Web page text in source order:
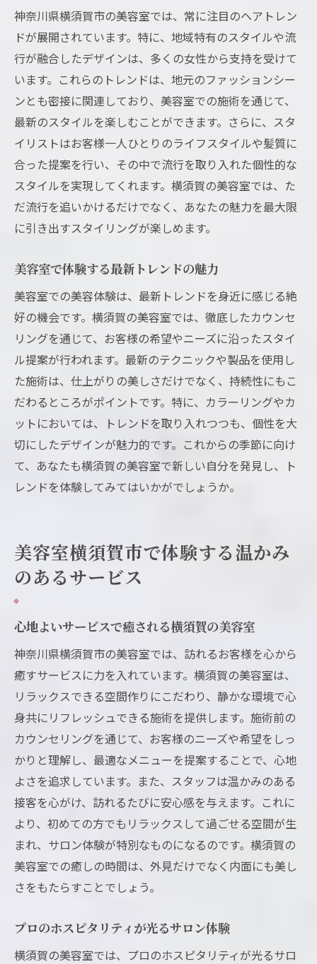
神奈川県横須賀市の美容室では、常に注目のヘアトレン
ドが展開されています。特に、地域特有のスタイルや流
行が融合したデザインは、多くの女性から支持を受けて
います。これらのトレンドは、地元のファッションシー
ンとも密接に関連しており、美容室での施術を通じて、
最新のスタイルを楽しむことができます。さらに、スタ
イリストはお客様一人ひとりのライフスタイルや髪質に
合った提案を行い、その中で流行を取り入れた個性的な
スタイルを実現してくれます。横須賀の美容室では、た
だ流行を追いかけるだけでなく、あなたの魅力を最大限
に引き出すスタイリングが楽しめます。
美容室で体験する最新トレンドの魅力
美容室での美容体験は、最新トレンドを身近に感じる絶
好の機会です。横須賀の美容室では、徹底したカウンセ
リングを通じて、お客様の希望やニーズに沿ったスタイ
ル提案が行われます。最新のテクニックや製品を使用し
た施術は、仕上がりの美しさだけでなく、持続性にもこ
だわるところがポイントです。特に、カラーリングやカ
ットにおいては、トレンドを取り入れつつも、個性を大
切にしたデザインが魅力的です。これからの季節に向け
て、あなたも横須賀の美容室で新しい自分を発見し、ト
レンドを体験してみてはいかがでしょうか。
美容室横須賀市で体験する温かみ
のあるサービス
心地よいサービスで癒される横須賀の美容室
神奈川県横須賀市の美容室では、訪れるお客様を心から
癒すサービスに力を入れています。横須賀の美容室は、
リラックスできる空間作りにこだわり、静かな環境で心
身共にリフレッシュできる施術を提供します。施術前の
カウンセリングを通じて、お客様のニーズや希望をしっ
かりと理解し、最適なメニューを提案することで、心地
よさを追求しています。また、スタッフは温かみのある
接客を心がけ、訪れるたびに安心感を与えます。これに
より、初めての方でもリラックスして過ごせる空間が生
まれ、サロン体験が特別なものになるのです。横須賀の
美容室での癒しの時間は、外見だけでなく内面にも美し
さをもたらすことでしょう。
プロのホスピタリティが光るサロン体験
横須賀の美容室では、プロのホスピタリティが光るサロ